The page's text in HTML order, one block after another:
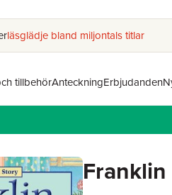
läsglädje bland miljontals titlar
tillbehörAnteckningErbjudanden